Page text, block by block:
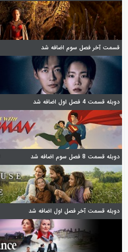
قسمت آخر فصل سوم اضافه شد
دوبله قسمت 4 فصل اول اضافه شد
دوبله قسمت 8 فصل سوم اضافه شد
دوبله قسمت آخر فصل اول اضافه شد